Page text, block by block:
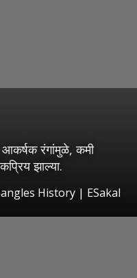
आकर्षक रंगांमुळे, कमी
झाल्या.
History | ESakal